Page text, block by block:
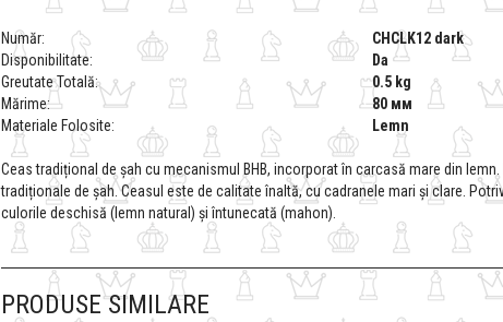
Număr:
CHCLK12 dark
Disponibilitate:
Da
Greutate Totală:
0.5 kg
Mărime:
80 мм
Materiale Folosite:
Lemn
Ceas tradițional de șah cu mecanismul BHB, incorporat în carcasă mare din
tradiționale de șah. Ceasul este de calitate înaltă, cu cadranele mari și clare.
culorile deschisă (lemn natural) și întunecată (mahon).
PRODUSE SIMILARE